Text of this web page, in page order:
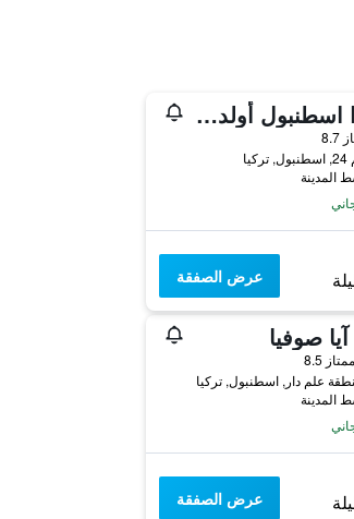
فندق أرمادا اسطنبول أولد سيتي
8.7
عرض الصفقة
صوفيا
ممتاز 8.5
علم دار, اسطنبول, تركيا
عرض الصفقة